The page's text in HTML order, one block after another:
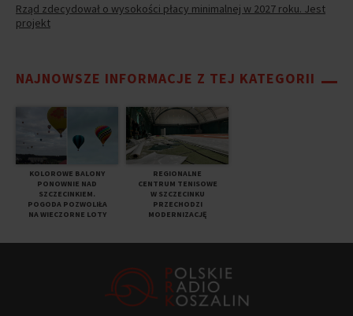
Rząd zdecydował o wysokości płacy minimalnej w 2027 roku. Jest
projekt
NAJNOWSZE INFORMACJE Z TEJ KATEGORII
KOLOROWE BALONY
PONOWNIE NAD
SZCZECINKIEM.
POGODA POZWOLIŁA
NA WIECZORNE LOTY
REGIONALNE
CENTRUM TENISOWE
W SZCZECINKU
PRZECHODZI
MODERNIZACJĘ